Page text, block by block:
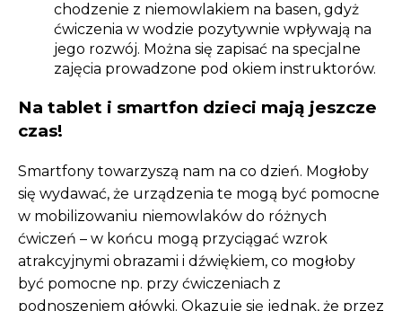
chodzenie z niemowlakiem na basen, gdyż
ćwiczenia w wodzie pozytywnie wpływają na
jego rozwój. Można się zapisać na specjalne
zajęcia prowadzone pod okiem instruktorów.
Na tablet i smartfon dzieci mają jeszcze
czas!
Smartfony towarzyszą nam na co dzień. Mogłoby
się wydawać, że urządzenia te mogą być pomocne
w mobilizowaniu niemowlaków do różnych
ćwiczeń – w końcu mogą przyciągać wzrok
atrakcyjnymi obrazami i dźwiękiem, co mogłoby
być pomocne np. przy ćwiczeniach z
podnoszeniem główki. Okazuje się jednak, że przez